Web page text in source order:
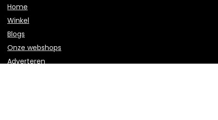
Home
Winkel
Blogs
Onze webshops
Adverteren